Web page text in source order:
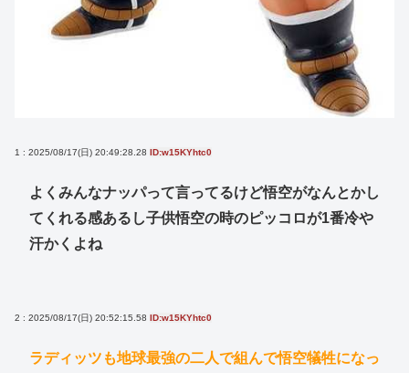
1 : 2025/08/17(日) 20:49:28.28 ID:w15KYhtc0
よくみんなナッパって言ってるけど悟空がなんとかし
てくれる感あるし子供悟空の時のピッコロが1番冷や
汗かくよね
2 : 2025/08/17(日) 20:52:15.58 ID:w15KYhtc0
ラディッツも地球最強の二人で組んで悟空犠牲になっ